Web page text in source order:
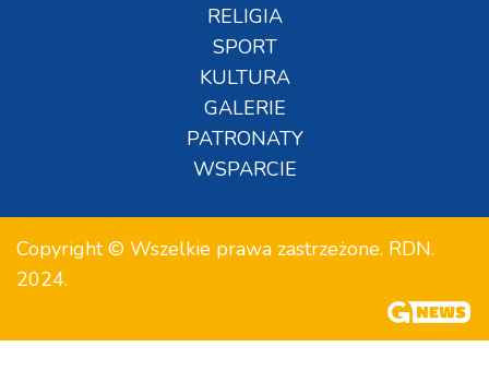
RELIGIA
SPORT
KULTURA
GALERIE
PATRONATY
WSPARCIE
Copyright © Wszelkie prawa zastrzeżone. RDN.
2024.